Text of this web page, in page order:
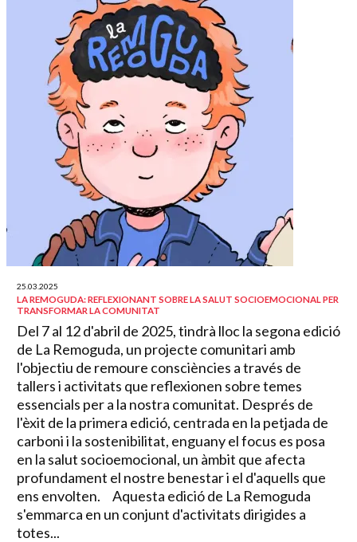
25.03.2025
LA REMOGUDA: REFLEXIONANT SOBRE LA SALUT SOCIOEMOCIONAL PER
TRANSFORMAR LA COMUNITAT
Del 7 al 12 d'abril de 2025, tindrà lloc la segona edició
de La Remoguda, un projecte comunitari amb
l'objectiu de remoure consciències a través de
tallers i activitats que reflexionen sobre temes
essencials per a la nostra comunitat. Després de
l'èxit de la primera edició, centrada en la petjada de
carboni i la sostenibilitat, enguany el focus es posa
en la salut socioemocional, un àmbit que afecta
profundament el nostre benestar i el d'aquells que
ens envolten. Aquesta edició de La Remoguda
s'emmarca en un conjunt d'activitats dirigides a
totes...